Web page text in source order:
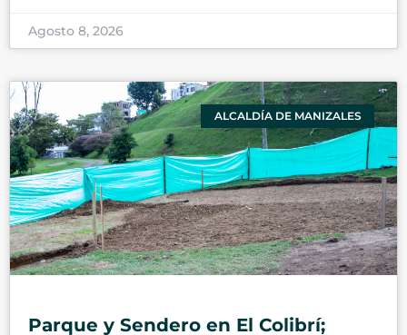
Agosto 8, 2026
ALCALDÍA DE MANIZALES
Parque y Sendero en El Colibrí;